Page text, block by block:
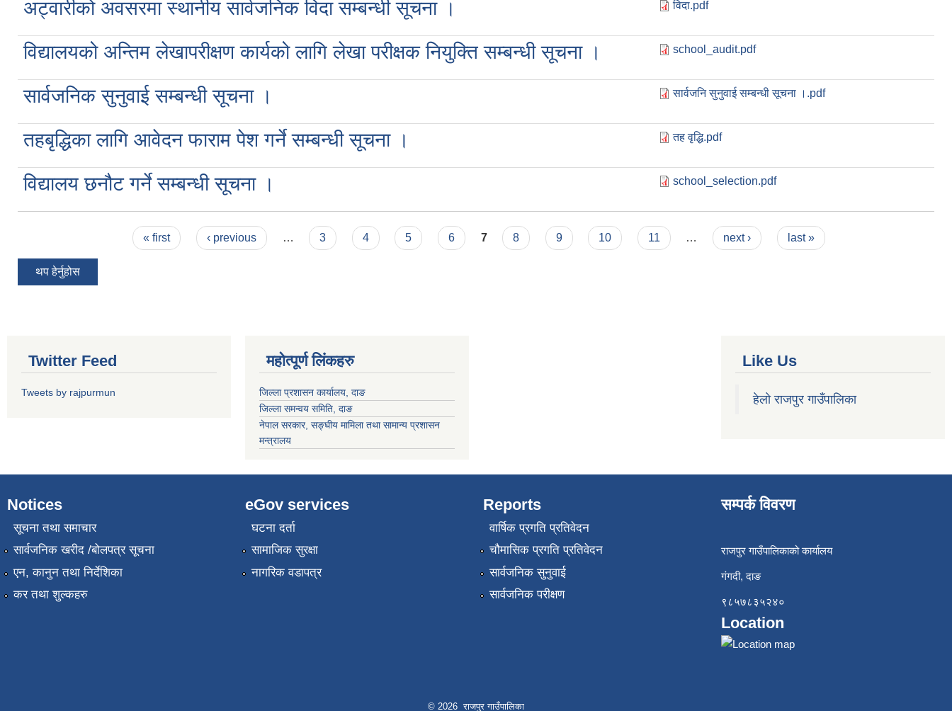
अट्वारीको अवसरमा स्थानीय सार्वजनिक विदा सम्बन्धी सूचना । विदा.pdf
विद्यालयको अन्तिम लेखापरीक्षण कार्यको लागि लेखा परीक्षक नियुक्ति सम्बन्धी सूचना । school_audit.pdf
सार्वजनिक सुनुवाई सम्बन्धी सूचना । सार्वजनि सुनुवाई सम्बन्धी सूचना ।.pdf
तहबृद्धिका लागि आवेदन फाराम पेश गर्ने सम्बन्धी सूचना । तह वृद्धि.pdf
विद्यालय छनौट गर्ने सम्बन्धी सूचना । school_selection.pdf
« first ‹ previous … 3 4 5 6 7 8 9 10 11 … next › last »
थप हेर्नुहोस
Twitter Feed
Tweets by rajpurmun
महोत्पूर्ण लिंकहरु
जिल्ला प्रशासन कार्यालय, दाङ
जिल्ला समन्वय समिति, दाङ
नेपाल सरकार, सङ्घीय मामिला तथा सामान्य प्रशासन
मन्त्रालय
Like Us
हेलो राजपुर गाउँपालिका
Notices
सूचना तथा समाचार
सार्वजनिक खरीद /बोलपत्र सूचना
एन, कानुन तथा निर्देशिका
कर तथा शुल्कहरु
eGov services
घटना दर्ता
सामाजिक सुरक्षा
नागरिक वडापत्र
Reports
वार्षिक प्रगति प्रतिवेदन
चौमासिक प्रगति प्रतिवेदन
सार्वजनिक सुनुवाई
सार्वजनिक परीक्षण
सम्पर्क विवरण
राजपुर गाउँपालिकाको कार्यालय
गंगदी, दाङ
९८५७८३५२४०
Location
© 2026 राजपुर गाउँपालिका